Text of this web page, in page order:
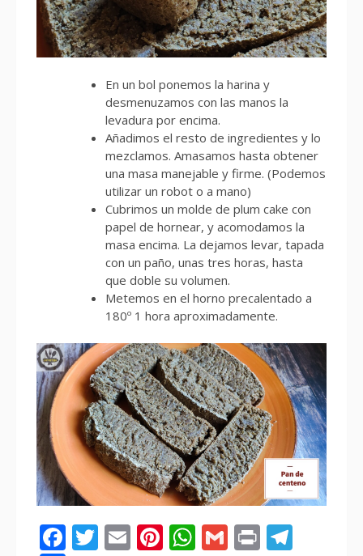
En un bol ponemos la harina y
desmenuzamos con las manos la
levadura por encima.
Añadimos el resto de ingredientes y lo
mezclamos. Amasamos hasta obtener
una masa manejable y firme. (Podemos
utilizar un robot o a mano)
Cubrimos un molde de plum cake con
papel de hornear, y acomodamos la
masa encima. La dejamos levar, tapada
con un paño, unas tres horas, hasta
que doble su volumen.
Metemos en el horno precalentado a
180º 1 hora aproximadamente.
Facebook
Twitter
EmailPinterest
WhatsApp
Gmail
Print